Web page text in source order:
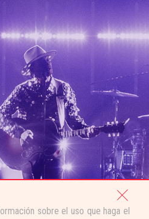
sobre el uso que haga el